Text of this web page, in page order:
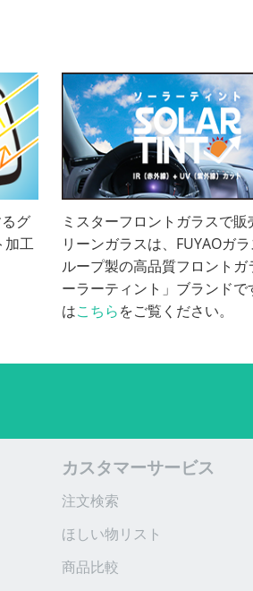
グ
加工
ミスターフロントガラスで販
リーンガラスは、FUYAOガ
ループ製の高品質フロントガ
ーラーティント」ブランドで
はこちらをご覧ください。
カスタマーサービス
注文検索
ほしい物リスト
商品比較